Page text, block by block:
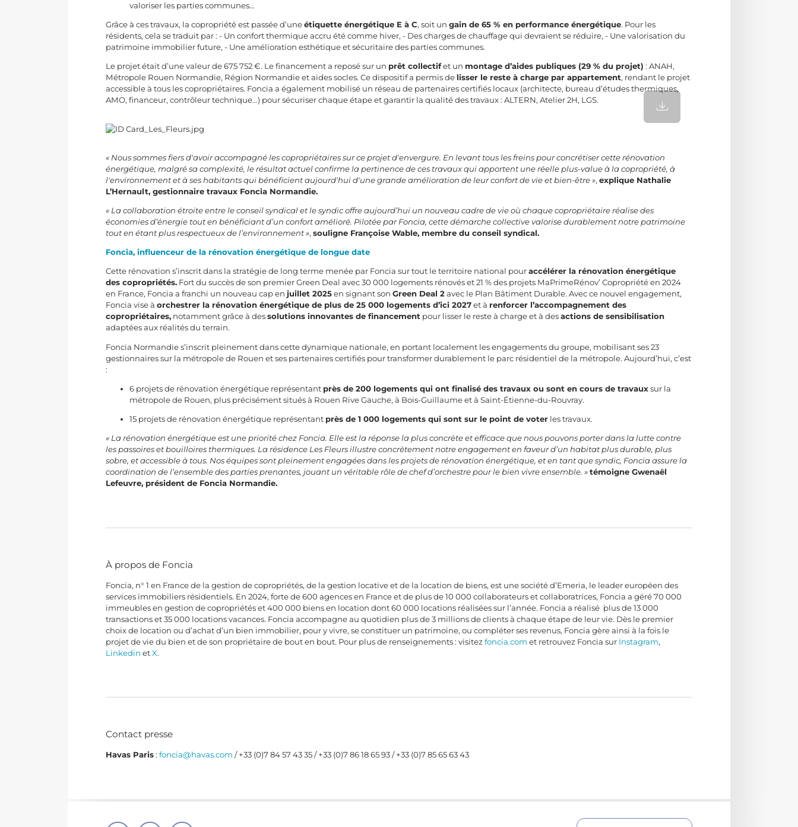
valoriser les parties communes…
Grâce à ces travaux, la copropriété est passée d’uneétiquette énergétique E à C, soit ungain de 65 % en performance énergétique. Pour les
résidents, cela se traduit par : - Un confort thermique accru été comme hiver, - Des charges de chauffage qui devraient se réduire, - Une valorisation du
patrimoine immobilier future, - Une amélioration esthétique et sécuritaire des parties communes.
Le projet était d’une valeur de 675 752 €. Le financement a reposé sur un prêt collectifet un montage d’aides publiques (29 % du projet) : ANAH,
Métropole Rouen Normandie, Région Normandie et aides socles. Ce dispositif a permis de lisser le reste à charge par appartement, rendant le projet
accessible à tous les copropriétaires. Foncia a également mobilisé un réseau de partenaires certifiés locaux (architecte, bureau d’études thermiques,
AMO, financeur, contrôleur technique…) pour sécuriser chaque étape et garantir la qualité des travaux : ALTERN, Atelier 2H, LGS.
« Nous sommes fiers d'avoir accompagné les copropriétaires sur ce projet d'envergure. En levant tous les freins pour concrétiser cette rénovation
énergétique, malgré sa complexité, le résultat actuel confirme la pertinence de ces travaux qui apportent une réelle plus-value à la copropriété, à
l'environnement et à ses habitants qui bénéficient aujourd'hui d'une grande amélioration de leur confort de vie et bien-être »,explique Nathalie
L’Hernault, gestionnaire travaux Foncia Normandie.
« La collaboration étroite entre le conseil syndical et le syndic offre aujourd’hui un nouveau cadre de vie où chaque copropriétaire réalise des
économies d’énergie tout en bénéficiant d’un confort amélioré. Pilotée par Foncia, cette démarche collective valorise durablement notre patrimoine
tout en étant plus respectueux de l’environnement »,souligne Françoise Wable, membre du conseil syndical.
Foncia, influenceur de la rénovation énergétique de longue date
Cette rénovation s’inscrit dans la stratégie de long terme menée par Foncia sur tout le territoire national pouraccélérer la rénovation énergétique
des copropriétés. Fort du succès de son premier Green Deal avec 30 000 logements rénovés et 21 % des projets MaPrimeRénov’ Copropriété en 2024
en France, Foncia a franchi un nouveau cap enjuillet 2025en signant sonGreen Deal 2avec le Plan Bâtiment Durable. Avec ce nouvel engagement,
Foncia vise àorchestrer la rénovation énergétique de plus de 25 000 logements d’ici 2027et à renforcer l’accompagnement des
copropriétaires, notamment grâce à dessolutions innovantes de financement pour lisser le reste à charge et à desactions de sensibilisation
adaptées aux réalités du terrain.
Foncia Normandie s’inscrit pleinement dans cette dynamique nationale, en portant localement les engagements du groupe, mobilisant ses 23
gestionnaires sur la métropole de Rouen et ses partenaires certifiés pour transformer durablement le parc résidentiel de la métropole. Aujourd’hui, c’est
:
6 projets de rénovation énergétique représentant près de 200 logements qui ont finalisé des travaux ou sont en cours de travauxsur la
métropole de Rouen, plus précisément situés à Rouen Rive Gauche, à Bois-Guillaume et à Saint-Étienne-du-Rouvray.
15 projets de rénovation énergétique représentant près de 1 000 logements qui sont sur le point de voter les travaux.
« La rénovation énergétique est une priorité chez Foncia. Elle est la réponse la plus concrète et efficace que nous pouvons porter dans la lutte contre
les passoires et bouilloires thermiques. La résidence Les Fleurs illustre concrètement notre engagement en faveur d’un habitat plus durable, plus
sobre, et accessible à tous. Nos équipes sont pleinement engagées dans les projets de rénovation énergétique, et en tant que syndic, Foncia assure la
coordination de l’ensemble des parties prenantes, jouant un véritable rôle de chef d’orchestre pour le bien vivre ensemble. » témoigne Gwenaël
Lefeuvre, président de Foncia Normandie.
À propos de Foncia
Foncia, n° 1 en France de la gestion de copropriétés, de la gestion locative et de la location de biens, est une société d’Emeria, le leader européen des
services immobiliers résidentiels. En 2024, forte de 600 agences en France et de plus de 10 000 collaborateurs et collaboratrices, Foncia a géré 70 000
immeubles en gestion de copropriétés et 400 000 biens en location dont 60 000 locations réalisées sur l’année. Foncia a réalisé ́ plus de 13 000
transactions et 35 000 locations vacances. Foncia accompagne au quotidien plus de 3 millions de clients à chaque étape de leur vie. Dès le premier
choix de location ou d’achat d’un bien immobilier, pour y vivre, se constituer un patrimoine, ou compléter ses revenus, Foncia gère ainsi à la fois le
projet de vie du bien et de son propriétaire de bout en bout. Pour plus de renseignements : visitezfoncia.com et retrouvez Foncia sur Instagram,
Linkedin etX.
Contact presse
Havas Paris:foncia@havas.com / +33 (0)7 84 57 43 35 / +33 (0)7 86 18 65 93 / +33 (0)7 85 65 63 43